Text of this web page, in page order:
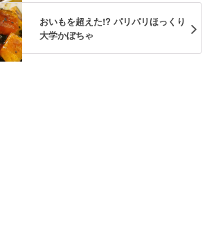
おいもを超えた!? パリパリほっくり
大学かぼちゃ